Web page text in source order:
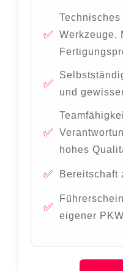
Werkzeuge,
und
hohes
Bereitschaft
eigener